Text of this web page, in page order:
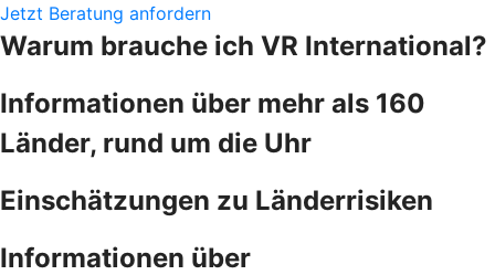
Jetzt Beratung anfordern
Warum brauche ich VR International?
Informationen über mehr als 160
Länder, rund um die Uhr
Einschätzungen zu Länderrisiken
Informationen über